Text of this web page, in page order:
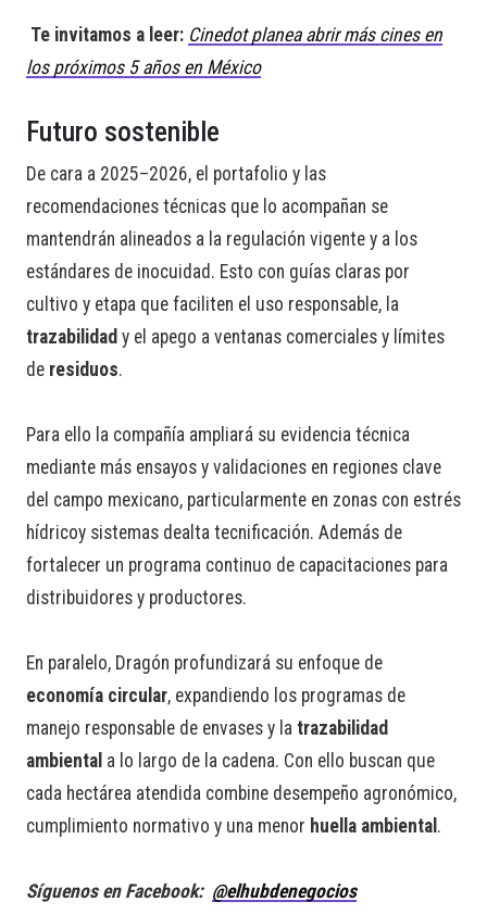
Te invitamos a leer: Cinedot planea abrir más cines en
los próximos 5 años en México
Futuro sostenible
De cara a 2025–2026, el portafolio y las
recomendaciones técnicas que lo acompañan se
mantendrán alineados a la regulación vigente y a los
estándares de inocuidad. Esto con guías claras por
cultivo y etapa que faciliten el uso responsable, la
trazabilidad y el apego a ventanas comerciales y límites
de residuos.
Para ello la compañía ampliará su evidencia técnica
mediante más ensayos y validaciones en regiones clave
del campo mexicano, particularmente en zonas con estrés
hídricoy sistemas dealta tecnificación. Además de
fortalecer un programa continuo de capacitaciones para
distribuidores y productores.
En paralelo, Dragón profundizará su enfoque de
economía circular, expandiendo los programas de
manejo responsable de envases y la trazabilidad
ambiental a lo largo de la cadena. Con ello buscan que
cada hectárea atendida combine desempeño agronómico,
cumplimiento normativo y una menor huella ambiental .
Síguenos en Facebook: @elhubdenegocios